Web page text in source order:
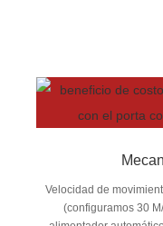
Velocidad de
(configuramos 30